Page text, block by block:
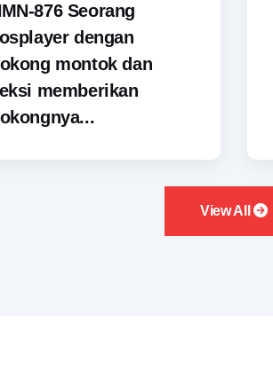
876 Seorang
dengan
montok dan
memberikan
View All